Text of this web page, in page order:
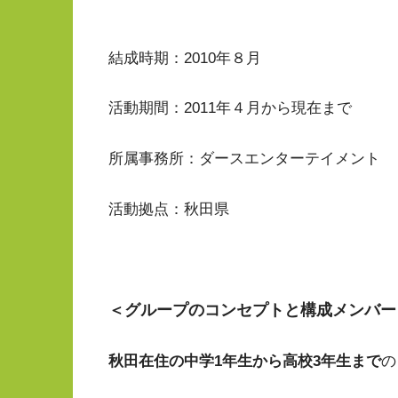
結成時期：2010年８月
活動期間：2011年４月から現在まで
所属事務所：ダースエンターテイメント
活動拠点：秋田県
＜グループのコンセプトと構成メンバ
秋田在住の中学1年生から高校3年生までの